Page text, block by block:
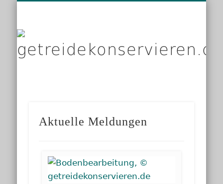
Aktuelle Meldungen